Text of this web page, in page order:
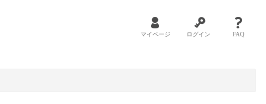
マイページ ログイン FAQ